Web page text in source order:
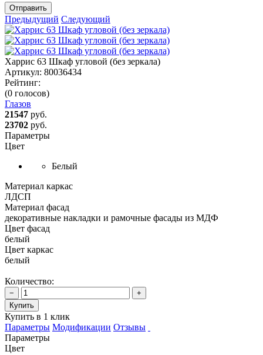
Отправить
Предыдущий Следующий
Харрис 63 Шкаф угловой (без зеркала)
Артикул: 80036434
Рейтинг:
(0 голосов)
Глазов
21547 руб.
23702 руб.
Параметры
Цвет
Белый
Материал каркас
ЛДСП
Материал фасад
декоративные накладки и рамочные фасады из МДФ
Цвет фасад
белый
Цвет каркас
белый
Количество:
−
+
Купить
Купить в 1 клик
Параметры Модификации Отзывы
Параметры
Цвет